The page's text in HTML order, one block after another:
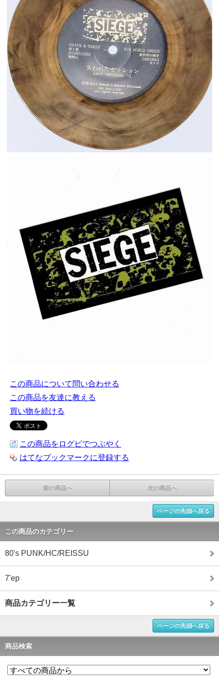
この商品について問い合わせる
この商品を友達に教える
買い物を続ける
この商品をログピでつぶやく
はてなブックマークに登録する
前の商品へ 次の商品へ
ページの先頭へ戻る
この商品のカテゴリー
80's PUNK/HC/REISSU
7'ep
商品カテゴリー一覧
ページの先頭へ戻る
商品検索